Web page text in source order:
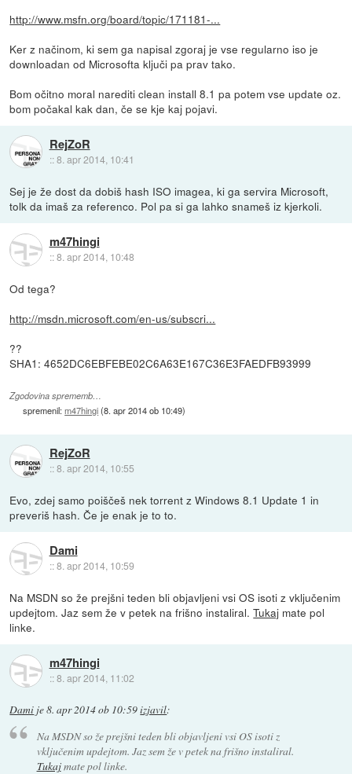
http://www.msfn.org/board/topic/171181-...
Ker z načinom, ki sem ga napisal zgoraj je vse regularno iso je
downloadan od Microsofta ključi pa prav tako.
Bom očitno moral narediti clean install 8.1 pa potem vse update oz.
bom počakal kak dan, če se kje kaj pojavi.
RejZoR
::8. apr 2014, 10:41
Sej je že dost da dobiš hash ISO imagea, ki ga servira Microsoft,
tolk da imaš za referenco. Pol pa si ga lahko snameš iz kjerkoli.
m47hingi
::8. apr 2014, 10:48
Od tega?
http://msdn.microsoft.com/en-us/subscri...
??
SHA1: 4652DC6EBFEBE02C6A63E167C36E3FAEDFB93999
Zgodovina sprememb…
spremenil:m47hingi(8. apr 2014 ob 10:49)
RejZoR
::8. apr 2014, 10:55
Evo, zdej samo poiščeš nek torrent z Windows 8.1 Update 1 in
preveriš hash. Če je enak je to to.
Dami
::8. apr 2014, 10:59
Na MSDN so že prejšni teden bli objavljeni vsi OS isoti z vključenim
updejtom. Jaz sem že v petek na frišno instaliral.Tukaj mate pol
linke.
m47hingi
::8. apr 2014, 11:02
Dami je8. apr 2014 ob 10:59izjavil:
Na MSDN so že prejšni teden bli objavljeni vsi OS isoti z
vključenim updejtom. Jaz sem že v petek na frišno instaliral.
Tukajmate pol linke.